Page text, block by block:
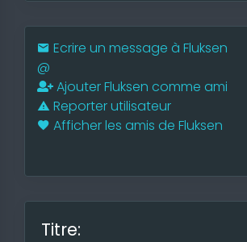
Ecrire un message à Fluksen
@
Ajouter Fluksen comme ami
Reporter utilisateur
Afficher les amis de Fluksen
Titre: